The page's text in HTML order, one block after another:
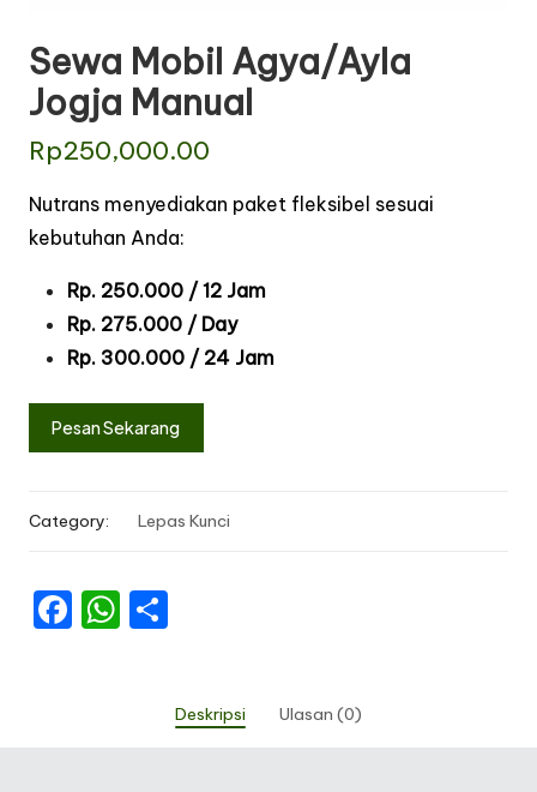
Sewa Mobil Agya/Ayla
Jogja Manual
Rp250,000.00
Nutrans menyediakan paket fleksibel sesuai
kebutuhan Anda:
Rp. 250.000 / 12 Jam
Rp. 275.000 / Day
Rp. 300.000 / 24 Jam
Pesan Sekarang
Category: Lepas Kunci
F
b
W
A
e
Deskripsi Ulasan (0)